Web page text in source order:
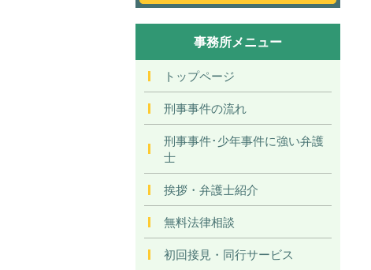
事務所メニュー
トップページ
刑事事件の流れ
刑事事件･少年事件に強い弁護
士
挨拶・弁護士紹介
無料法律相談
初回接見・同行サービス